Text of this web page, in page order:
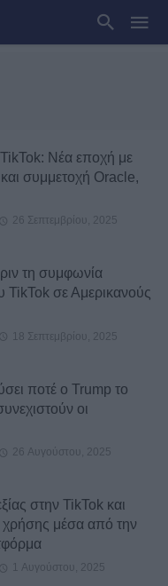
TikTok: Νέα εποχή με
συμμετοχή Oracle,
26 Σεπτεμβρίου, 2025
τη συμφωνία
σε Αμερικανούς
18 Σεπτεμβρίου, 2025
ποτέ ο Trump το
οι
26 Αυγούστου, 2025
στην TikTok και
χρήσης μέσα από την
1 Αυγούστου, 2025